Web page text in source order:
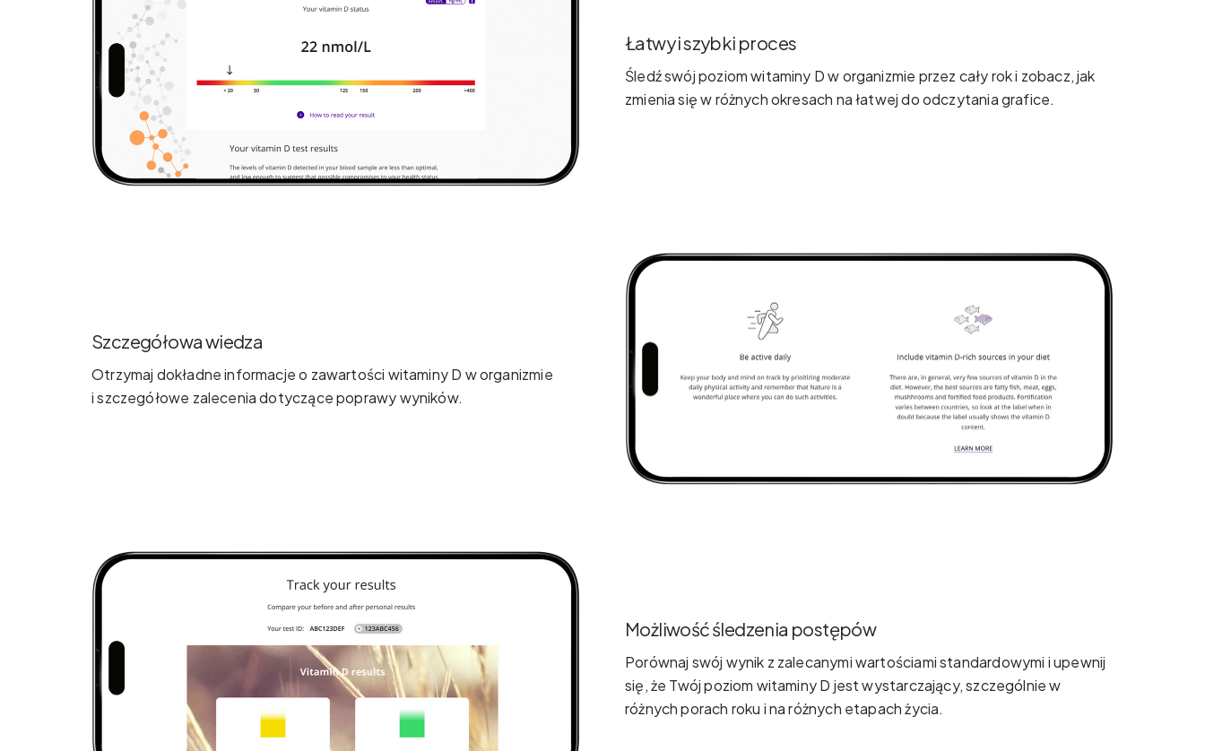
Łatwy i szybki proces
Śledź swój poziom witaminy D w organizmie przez cały rok i zobacz, jak
zmienia się w różnych okresach na łatwej do odczytania grafice.
Szczegółowa wiedza
Otrzymaj dokładne informacje o zawartości witaminy D w organizmie
i szczegółowe zalecenia dotyczące poprawy wyników.
Możliwość śledzenia postępów
Porównaj swój wynik z zalecanymi wartościami standardowymi i upewnij
się, że Twój poziom witaminy D jest wystarczający, szczególnie w
różnych porach roku i na różnych etapach życia.